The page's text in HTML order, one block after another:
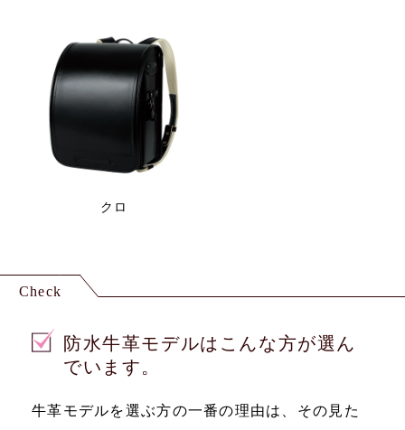
クロ
Check
防水牛革モデルはこんな方が選ん
でいます。
牛革モデルを選ぶ方の一番の理由は、その見た